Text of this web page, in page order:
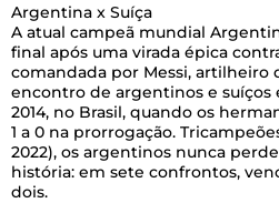
Argentina x Suíça
A atual campeã mundial
final após uma virada épica
comandada por Messi, artilheiro
encontro de argentinos e suíços
2014, no Brasil, quando os
1 a 0 na prorrogação.
2022), os argentinos nunca
história: em sete confrontos,
dois.